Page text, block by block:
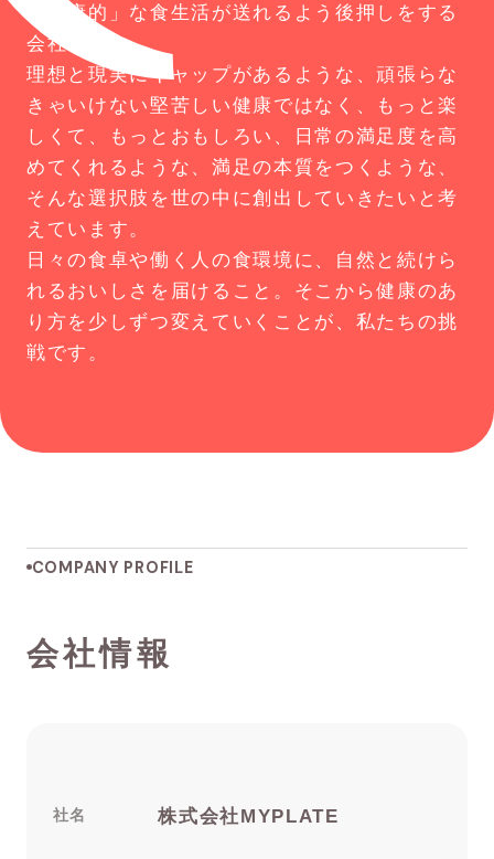
「健康的」な食生活が送れるよう後押しをする
会社です。
理想と現実にギャップがあるような、頑張らな
きゃいけない堅苦しい健康ではなく、もっと楽
しくて、もっとおもしろい、日常の満足度を高
めてくれるような、満足の本質をつくような、
そんな選択肢を世の中に創出していきたいと考
えています。
日々の食卓や働く人の食環境に、自然と続けら
れるおいしさを届けること。そこから健康のあ
り方を少しずつ変えていくことが、私たちの挑
戦です。
COMPANY PROFILE
会社情報
社名 株式会社MYPLATE